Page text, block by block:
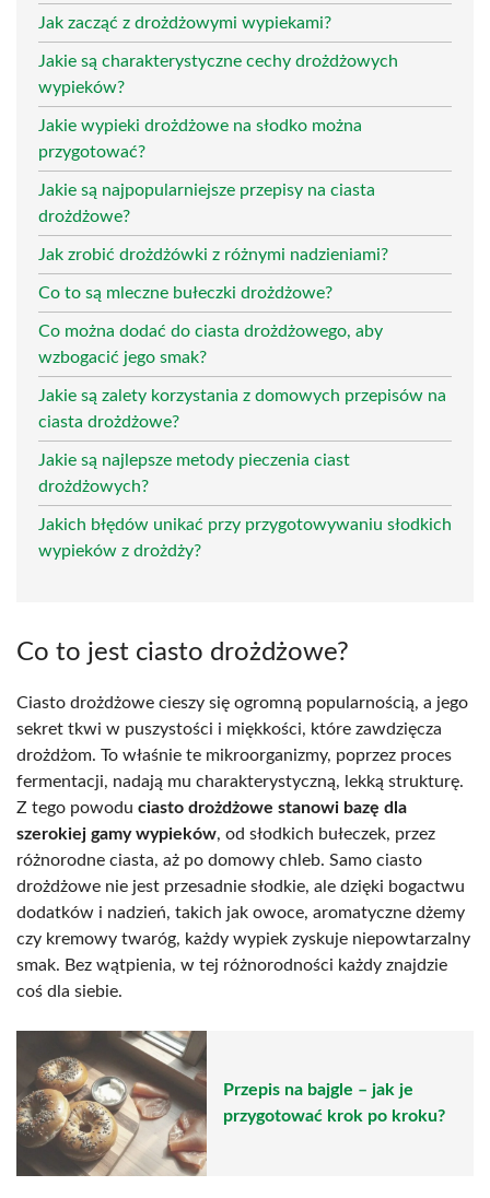
Jak zacząć z drożdżowymi wypiekami?
Jakie są charakterystyczne cechy drożdżowych
wypieków?
Jakie wypieki drożdżowe na słodko można
przygotować?
Jakie są najpopularniejsze przepisy na ciasta
drożdżowe?
Jak zrobić drożdżówki z różnymi nadzieniami?
Co to są mleczne bułeczki drożdżowe?
Co można dodać do ciasta drożdżowego, aby
wzbogacić jego smak?
Jakie są zalety korzystania z domowych przepisów na
ciasta drożdżowe?
Jakie są najlepsze metody pieczenia ciast
drożdżowych?
Jakich błędów unikać przy przygotowywaniu słodkich
wypieków z drożdży?
Co to jest ciasto drożdżowe?
Ciasto drożdżowe cieszy się ogromną popularnością, a jego
sekret tkwi w puszystości i miękkości, które zawdzięcza
drożdżom. To właśnie te mikroorganizmy, poprzez proces
fermentacji, nadają mu charakterystyczną, lekką strukturę.
Z tego powodu ciasto drożdżowe stanowi bazę dla
szerokiej gamy wypieków, od słodkich bułeczek, przez
różnorodne ciasta, aż po domowy chleb. Samo ciasto
drożdżowe nie jest przesadnie słodkie, ale dzięki bogactwu
dodatków i nadzień, takich jak owoce, aromatyczne dżemy
czy kremowy twaróg, każdy wypiek zyskuje niepowtarzalny
smak. Bez wątpienia, w tej różnorodności każdy znajdzie
coś dla siebie.
Przepis na bajgle – jak je
przygotować krok po kroku?